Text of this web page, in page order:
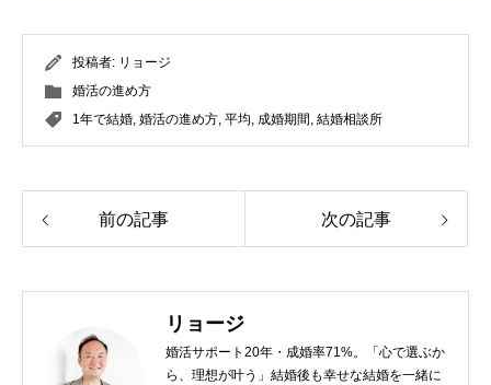
投稿者: リョージ
婚活の進め方
1年で結婚, 婚活の進め方, 平均, 成婚期間, 結婚相談所
前の記事 次の記事
リョージ
婚活サポート20年・成婚率71%。「心で選ぶか
ら、理想が叶う」結婚後も幸せな結婚を一緒に